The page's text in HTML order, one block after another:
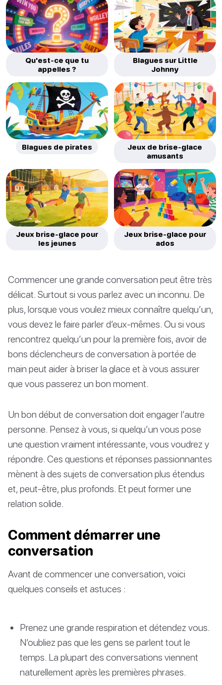
Qu'est-ce que tu
appelles ?
Blagues sur Little
Johnny
Blagues de pirates
Jeux de brise-glace
amusants
Jeux brise-glace pour
les jeunes
Jeux brise-glace pour
ados
Commencer une grande conversation peut être très
délicat. Surtout si vous parlez avec un inconnu. De
plus, lorsque vous voulez mieux connaître quelqu’un,
vous devez le faire parler d’eux-mêmes. Ou si vous
rencontrez quelqu’un pour la première fois, avoir de
bons déclencheurs de conversation à portée de
main peut aider à briser la glace et à vous assurer
que vous passerez un bon moment.
Un bon début de conversation doit engager l’autre
personne. Pensez à vous, si quelqu’un vous pose
une question vraiment intéressante, vous voudrez y
répondre. Ces questions et réponses passionnantes
mènent à des sujets de conversation plus étendus
et, peut-être, plus profonds. Et peut former une
relation solide.
Comment démarrer une
conversation
Avant de commencer une conversation, voici
quelques conseils et astuces :
Prenez une grande respiration et détendez vous.
N’oubliez pas que les gens se parlent tout le
temps. La plupart des conversations viennent
naturellement après les premières phrases.